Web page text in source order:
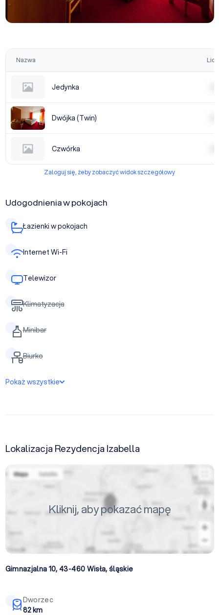
Nazwa
Jedynka
Dwójka (Twin)
Czwórka
Zaloguj się, żeby zobaczyć widok szczegółowy
Udogodnienia w pokojach
Łazienki w pokojach
Internet Wi-Fi
Telewizor
Klimatyzacja
Minibar
Biurko
Pokaż wszystkie
Lokalizacja Rezydencja Izabella
Kliknij, aby pokazać mapę
Gimnazjalna 10, 43-460 Wisła,śląskie
Dworzec
82 km